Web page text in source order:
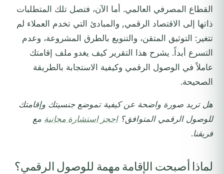
القطاع المصرفي العالمي. أما الآن، فتصل تلك المتطلبات
ذاتها إلى الاقتصاد الرقمي, والمبادئ التي تخدم العملاء لم
تتغير: التوثيق المتقن، والتنويع بالطرق المشروعة، وعدم
التسرع أبداً. يشرح هذا التقرير كيف يغدو ملف إقامتك
عاملاً في الوصول الرقمي وكيفية الاستجابة بالطريقة
الصحيحة.
هل تريد صورة واضحة عن كيفية تموضع جنسيتك وإقامتك
للوصول الرقمي المتوافق؟احجز استشارة مجانية مع
فريقنا.
لماذا أصبحت الإقامة مهمة للوصول الرقمي؟